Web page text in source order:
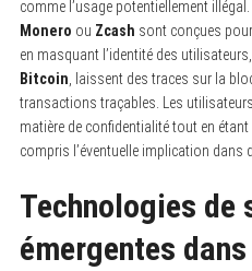
comme l’usage potentiellement
Monero ou Zcash sont conçues
en masquant l’identité des
Bitcoin, laissent des traces sur la
transactions traçables. Les
matière de confidentialité tout en
compris l’éventuelle implication dans
Technologies de
émergentes